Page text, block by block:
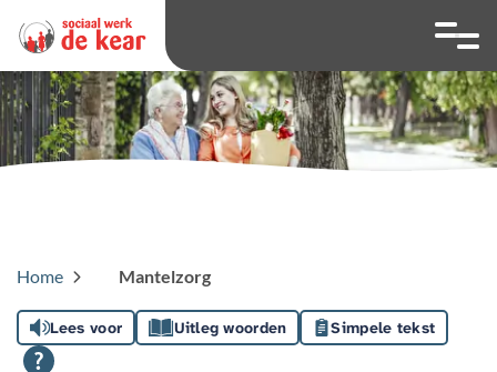
Hoog contrast
Ga naar
Home Mantelzorg
Lees voor Uitleg woorden Simpele tekst